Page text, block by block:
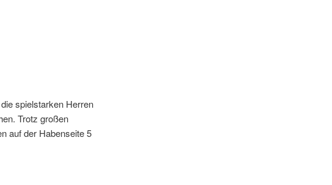
spielstarken Herren
Trotz großen
auf der Habenseite 5